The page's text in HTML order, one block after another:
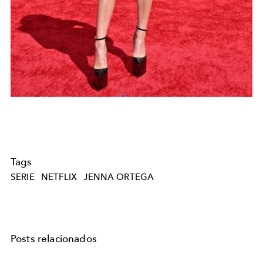
Tags
SERIE NETFLIX JENNA ORTEGA
Posts relacionados